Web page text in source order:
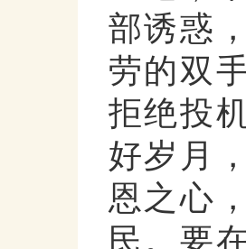
部诱惑
劳的双
拒绝投
好岁月
恩之心
民。要